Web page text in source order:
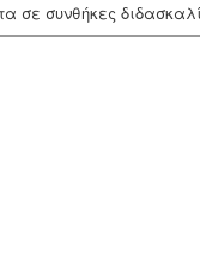
σε συνθήκες